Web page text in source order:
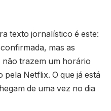
texto jornalístico é este:
mas as
trazem um horário
Netflix. O que já está
de uma vez no dia